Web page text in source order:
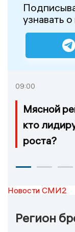
узнавать
09:00
Мясной
кто
роста?
Новости СМИ2
Регион